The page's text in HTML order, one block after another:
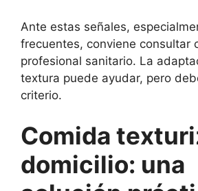
Ante estas señales,
frecuentes, conviene consultar
profesional sanitario. La
textura puede ayudar, pero
criterio.
Comida
domicilio: una